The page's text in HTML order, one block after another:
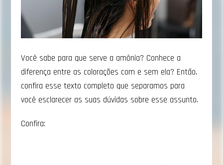
Você sabe para que serve a amônia? Conhece a
diferença entre as colorações com e sem ela? Então,
confira esse texto completo que separamos para
você esclarecer as suas dúvidas sobre esse assunto.
Confira: